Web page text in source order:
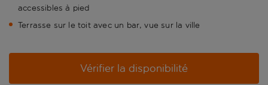
accessibles à pied
Terrasse sur le toit avec un bar, vue sur la ville
Vérifier la disponibilité